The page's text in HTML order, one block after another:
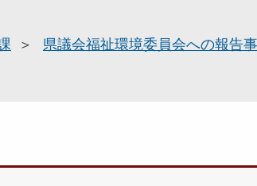
県議会福祉環境委員会への報告